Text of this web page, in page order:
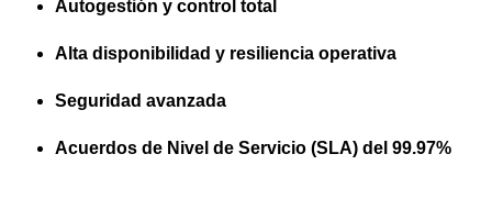
Autogestión y control total
Alta disponibilidad y resiliencia operativa
Seguridad avanzada
Acuerdos de Nivel de Servicio (SLA) del 99.97%